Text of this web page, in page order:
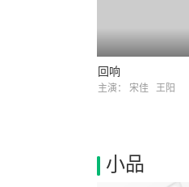
回响
主演： 宋佳 王阳
小品